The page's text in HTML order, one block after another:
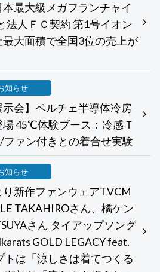
本最大級メガフランチャイ
法人ＦＣ契約 第1号イオン
大面積で全国3位の売上が
知らせ
示会】ペルチェ半導体冷房
45℃体験ブース：冷感Ｔ
ァン付きとの着合せ実験
知らせ
新作ファンウェアTVCM
TAKAHIROさん、橘ケン
さん タイアップソング
GOLD LEGACY feat.
トは「涼しさは着てつくる